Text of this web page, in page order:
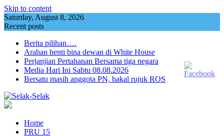
Skip to content
Saturday, August 8, 2026
Recent posts
Berita pilihan….
Arahan henti bina dewan di White House
Perjanjian Pertahanan Bersama tiga negara
Media Hari Ini Sabtu 08.08.2026
Bersatu masih anggota PN, bakal rujuk ROS
Home
PRU 15